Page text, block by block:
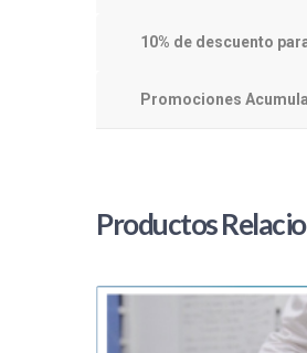
10% de descuento
Promociones
Productos